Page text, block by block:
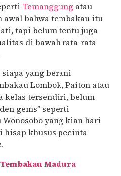
Temanggung atau
awal bahwa tembakau itu
tapi belum tentu juga
di bawah rata-rata
yang berani
Lombok, Paiton atau
kelas tersendiri, belum
gems” seperti
yang kian hari
khusus pecinta
Madura